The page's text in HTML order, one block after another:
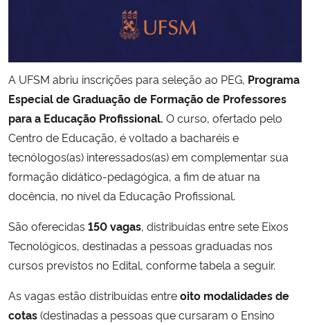
A UFSM abriu inscrições para seleção ao PEG, Programa
Especial de Graduação de Formação de Professores
para a Educação Profissional. O curso, ofertado pelo
Centro de Educação, é voltado a bacharéis e
tecnólogos(as) interessados(as) em complementar sua
formação didático-pedagógica, a fim de atuar na
docência, no nível da Educação Profissional.
São oferecidas 150 vagas, distribuídas entre sete Eixos
Tecnológicos, destinadas a pessoas graduadas nos
cursos previstos no Edital, conforme tabela a seguir.
As vagas estão distribuídas entreoito modalidades de
cotas(destinadas a pessoas que cursaram o Ensino